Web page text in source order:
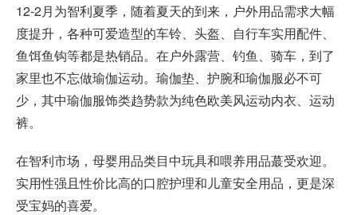
12-2月为智利夏季，随着夏天的到来，户外用品需求大幅
度提升，各种可爱造型的车铃、头盔、自行车实用配件、
鱼饵鱼钩等都是热销品。在户外露营、钓鱼、骑车，到了
家里也不忘做瑜伽运动。瑜伽垫、护腕和瑜伽服必不可
少，其中瑜伽服饰类趋势款为纯色欧美风运动内衣、运动
裤。
在智利市场，母婴用品类目中玩具和喂养用品蕞受欢迎。
实用性强且性价比高的口腔护理和儿童安全用品，更是深
受宝妈的喜爱。